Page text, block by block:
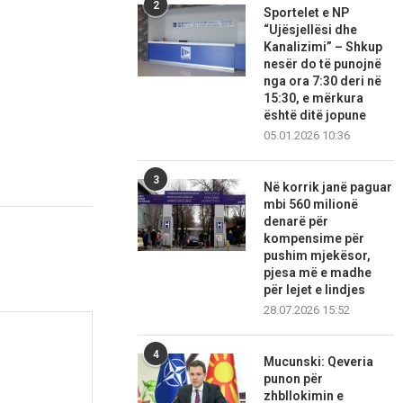
2
Sportelet e NP
“Ujësjellësi dhe
Kanalizimi” – Shkup
nesër do të punojnë
nga ora 7:30 deri në
15:30, e mërkura
është ditë jopune
05.01.2026 10:36
3
Në korrik janë paguar
mbi 560 milionë
denarë për
kompensime për
pushim mjekësor,
pjesa më e madhe
për lejet e lindjes
28.07.2026 15:52
4
Mucunski: Qeveria
punon për
zhbllokimin e